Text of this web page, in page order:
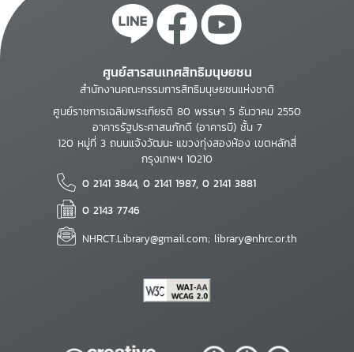
ศูนย์สารสนเทศสิทธิมนุษยชน
สำนักงานคณะกรรมการสิทธิมนุษยชนแห่งชาติ
ศูนย์ราชการเฉลิมพระเกียรติ 80 พรรษา 5 ธันวาคม 2550
อาคารรัฐประศาสนภักดี (อาคารบี) ชั้น 7
120 หมู่ที่ 3 ถนนแจ้งวัฒนะ แขวงทุ่งสองห้อง เขตหลักสี่
กรุงเทพฯ 10210
0 2141 3844, 0 2141 1987, 0 2141 3881
0 2143 7746
NHRCT.Library@gmail.com; library@nhrc.or.th